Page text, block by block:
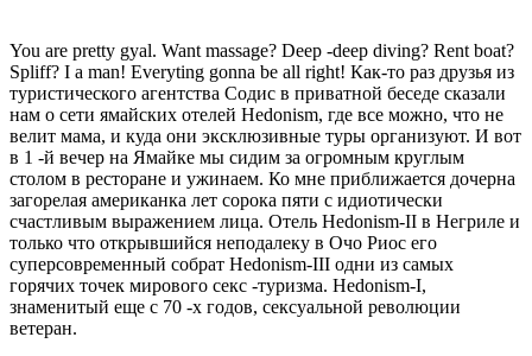
You are pretty gyal. Want massage? Deep -deep diving? Rent boat?
Spliff? I а man! Everyting gonna be all right! Как-то раз друзья из
туристического агентства Содис в приватной беседе сказали
нам о сети ямайских отелей Hedonism, где все можно, что не
велит мама, и куда они эксклюзивные туры организуют. И вот
в 1 -й вечер на Ямайке мы сидим за огромным круглым
столом в ресторане и ужинаем. Ко мне приближается дочерна
загорелая американка лет сорока пяти с идиотически
счастливым выражением лица. Отель Hedonism-II в Негриле и
только что открывшийся неподалеку в Очо Риос его
суперсовременный собрат Hedonism-III одни из самых
горячих точек мирового секс -туризма. Hedonism-I,
знаменитый еще с 70 -х годов, сексуальной революции
ветеран.